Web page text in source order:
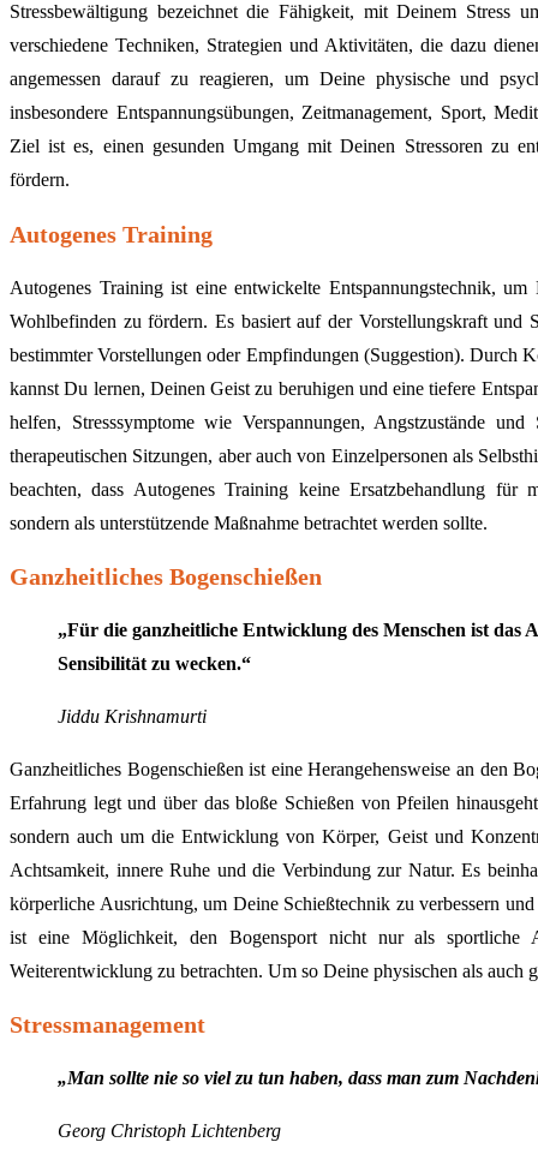
Stressbewältigung bezeichnet die Fähigkeit, mit Deinem Stress
verschiedene Techniken, Strategien und Aktivitäten, die dazu
angemessen darauf zu reagieren, um Deine physische und
insbesondere Entspannungsübungen, Zeitmanagement, Sport,
Ziel ist es, einen gesunden Umgang mit Deinen Stressoren zu
fördern.
Autogenes Training
Autogenes Training ist eine entwickelte Entspannungstechnik,
Wohlbefinden zu fördern. Es basiert auf der Vorstellungskraft und
bestimmter Vorstellungen oder Empfindungen (Suggestion). Durch
kannst Du lernen, Deinen Geist zu beruhigen und eine tiefere
helfen, Stresssymptome wie Verspannungen, Angstzustände
therapeutischen Sitzungen, aber auch von Einzelpersonen als
beachten, dass Autogenes Training keine Ersatzbehandlung für
sondern als unterstützende Maßnahme betrachtet werden sollte.
Ganzheitliches Bogenschießen
„Für die ganzheitliche Entwicklung des Menschen ist das
Sensibilität zu wecken.“
Jiddu Krishnamurti
Ganzheitliches Bogenschießen ist eine Herangehensweise an den
Erfahrung legt und über das bloße Schießen von Pfeilen
sondern auch um die Entwicklung von Körper, Geist und
Achtsamkeit, innere Ruhe und die Verbindung zur Natur. Es
körperliche Ausrichtung, um Deine Schießtechnik zu verbessern
ist eine Möglichkeit, den Bogensport nicht nur als sportliche
Weiterentwicklung zu betrachten. Um so Deine physischen als auch
Stressmanagement
„Man sollte nie so viel zu tun haben, dass man zum
Georg Christoph Lichtenberg